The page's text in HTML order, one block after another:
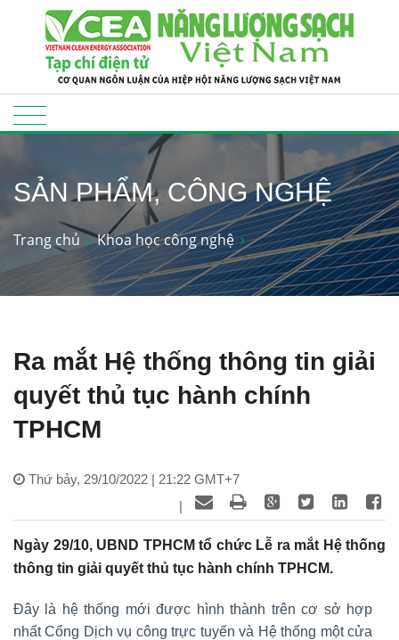
SẢN PHẨM, CÔNG NGHỆ
Trang chủ Khoa học công nghệ
Ra mắt Hệ thống thông tin giải
quyết thủ tục hành chính
TPHCM
Thứ bảy, 29/10/2022 | 21:22 GMT+7
|
Ngày 29/10, UBND TPHCM tổ chức Lễ ra mắt Hệ thống
thông tin giải quyết thủ tục hành chính TPHCM.
Đây là hệ thống mới được hình thành trên cơ sở hợp
nhất Cổng Dịch vụ công trực tuyến và Hệ thống một cửa